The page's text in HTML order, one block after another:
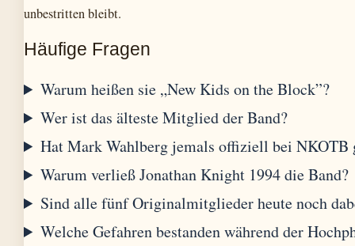
unbestritten bleibt.
Häufige Fragen
Warum heißen sie „New Kids on the Block”?
Wer ist das älteste Mitglied der Band?
Hat Mark Wahlberg jemals offiziell bei NKOTB
Warum verließ Jonathan Knight 1994 die Band?
Sind alle fünf Originalmitglieder heute noch
Welche Gefahren bestanden während der